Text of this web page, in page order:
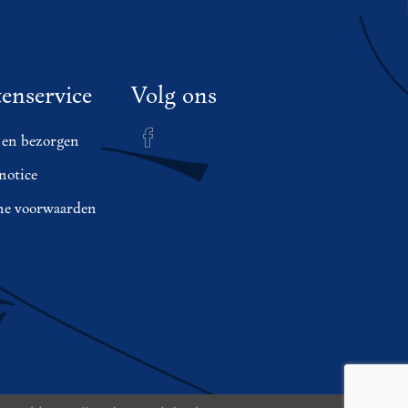
bezorgen
voorwaarden
Volg ons